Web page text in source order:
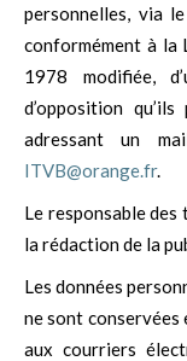
personnelles, via
conformément à
1978 modifiée,
d’opposition
adressant un
ITVB@orange.fr.
Le responsable
la rédaction de la
Les données
ne sont conservées
aux courriers